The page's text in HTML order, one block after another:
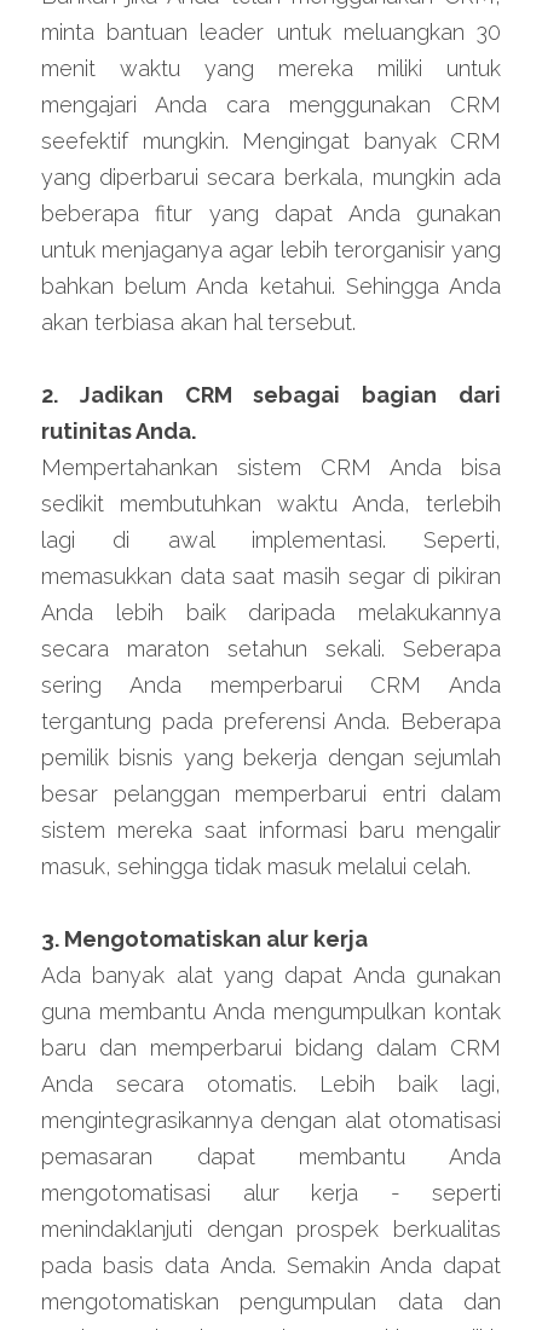
minta bantuan leader untuk meluangkan 30
menit waktu yang mereka miliki untuk
mengajari Anda cara menggunakan CRM
seefektif mungkin. Mengingat banyak CRM
yang diperbarui secara berkala, mungkin ada
beberapa fitur yang dapat Anda gunakan
untuk menjaganya agar lebih terorganisir yang
bahkan belum Anda ketahui. Sehingga Anda
akan terbiasa akan hal tersebut.
2. Jadikan CRM sebagai bagian dari
rutinitas Anda.
Mempertahankan sistem CRM Anda bisa
sedikit membutuhkan waktu Anda, terlebih
lagi di awal implementasi. Seperti,
memasukkan data saat masih segar di pikiran
Anda lebih baik daripada melakukannya
secara maraton setahun sekali. Seberapa
sering Anda memperbarui CRM Anda
tergantung pada preferensi Anda. Beberapa
pemilik bisnis yang bekerja dengan sejumlah
besar pelanggan memperbarui entri dalam
sistem mereka saat informasi baru mengalir
masuk, sehingga tidak masuk melalui celah.
3. Mengotomatiskan alur kerja
Ada banyak alat yang dapat Anda gunakan
guna membantu Anda mengumpulkan kontak
baru dan memperbarui bidang dalam CRM
Anda secara otomatis. Lebih baik lagi,
mengintegrasikannya dengan alat otomatisasi
pemasaran dapat membantu Anda
mengotomatisasi alur kerja - seperti
menindaklanjuti dengan prospek berkualitas
pada basis data Anda. Semakin Anda dapat
mengotomatiskan pengumpulan data dan